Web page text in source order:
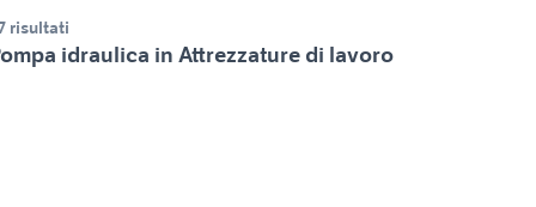
risultati
idraulica in Attrezzature di lavoro